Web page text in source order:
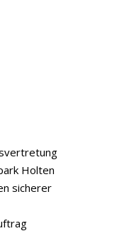
Holten
sicherer